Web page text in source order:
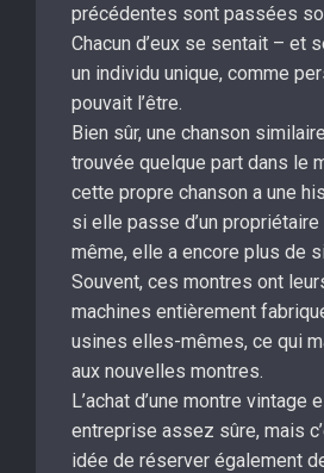
précédentes sont passées
Chacun d’eux se sentait – et
un individu unique, comme
pouvait l’être.
Bien sûr, une chanson
trouvée quelque part dans le
cette propre chanson a une
si elle passe d’un
même, elle a encore plus de
Souvent, ces montres ont
machines entièrement
usines elles-mêmes, ce qui
aux nouvelles montres.
L’achat d’une montre vintage
entreprise assez sûre, mais
idée de réserver également